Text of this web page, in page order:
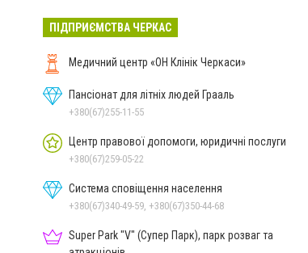
ПІДПРИЄМСТВА ЧЕРКАС
Медичний центр «ОН Клінік Черкаси»
Пансіонат для літніх людей Грааль
+380(67)255-11-55
Центр правової допомоги, юридичні послуги
+380(67)259-05-22
Система сповіщення населення
+380(67)340-49-59, +380(67)350-44-68
Super Park "V" (Супер Парк), парк розваг та